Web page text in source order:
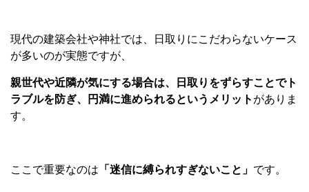
現代の建築会社や神社では、日取りにこだわらないケース
が多いのが実態ですが、
親世代や近隣が気にする場合は、日取りをずらすことでト
ラブルを防ぎ、円満に進められるというメリット がありま
す。
ここで重要なのは 「迷信に縛られすぎないこと」 です。